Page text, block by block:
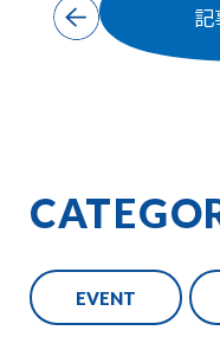
EVENT